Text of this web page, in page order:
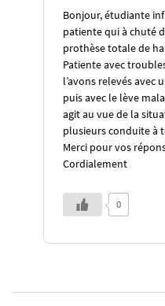
Bonjour, étudiante
patiente qui à chuté
prothèse totale de
Patiente avec
l’avons relevés avec
puis avec le lève
agit au vue de la
plusieurs conduite à
Merci pour vos
Cordialement
0